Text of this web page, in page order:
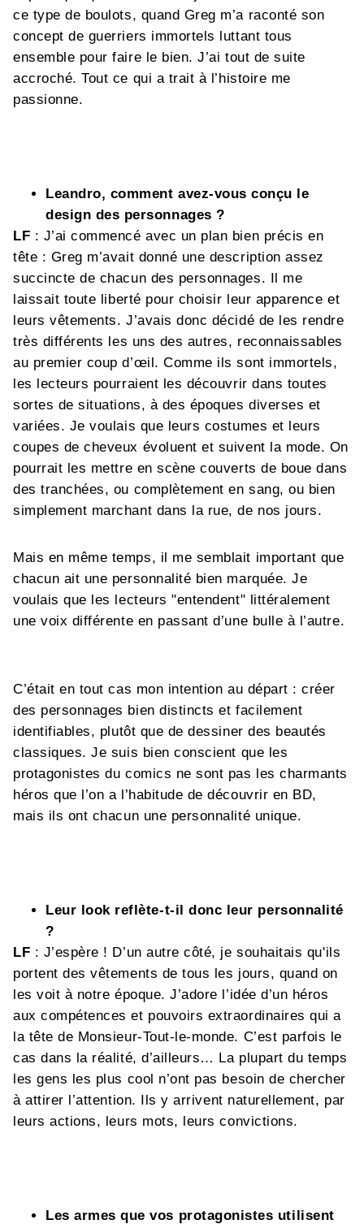
ce type de boulots, quand Greg m’a raconté son
concept de guerriers immortels luttant tous
ensemble pour faire le bien. J’ai tout de suite
accroché. Tout ce qui a trait à l’histoire me
passionne.
Leandro, comment avez-vous conçu le
design des personnages ?
LF : J’ai commencé avec un plan bien précis en
tête : Greg m’avait donné une description assez
succincte de chacun des personnages. Il me
laissait toute liberté pour choisir leur apparence et
leurs vêtements. J’avais donc décidé de les rendre
très différents les uns des autres, reconnaissables
au premier coup d’œil. Comme ils sont immortels,
les lecteurs pourraient les découvrir dans toutes
sortes de situations, à des époques diverses et
variées. Je voulais que leurs costumes et leurs
coupes de cheveux évoluent et suivent la mode. On
pourrait les mettre en scène couverts de boue dans
des tranchées, ou complètement en sang, ou bien
simplement marchant dans la rue, de nos jours.
Mais en même temps, il me semblait important que
chacun ait une personnalité bien marquée. Je
voulais que les lecteurs "entendent" littéralement
une voix différente en passant d’une bulle à l’autre.
C’était en tout cas mon intention au départ : créer
des personnages bien distincts et facilement
identifiables, plutôt que de dessiner des beautés
classiques. Je suis bien conscient que les
protagonistes du comics ne sont pas les charmants
héros que l’on a l’habitude de découvrir en BD,
mais ils ont chacun une personnalité unique.
Leur look reflète-t-il donc leur personnalité
?
LF : J’espère ! D’un autre côté, je souhaitais qu'ils
portent des vêtements de tous les jours, quand on
les voit à notre époque. J’adore l’idée d’un héros
aux compétences et pouvoirs extraordinaires qui a
la tête de Monsieur-Tout-le-monde. C’est parfois le
cas dans la réalité, d’ailleurs… La plupart du temps
les gens les plus cool n’ont pas besoin de chercher
à attirer l’attention. Ils y arrivent naturellement, par
leurs actions, leurs mots, leurs convictions.
Les armes que vos protagonistes utilisent